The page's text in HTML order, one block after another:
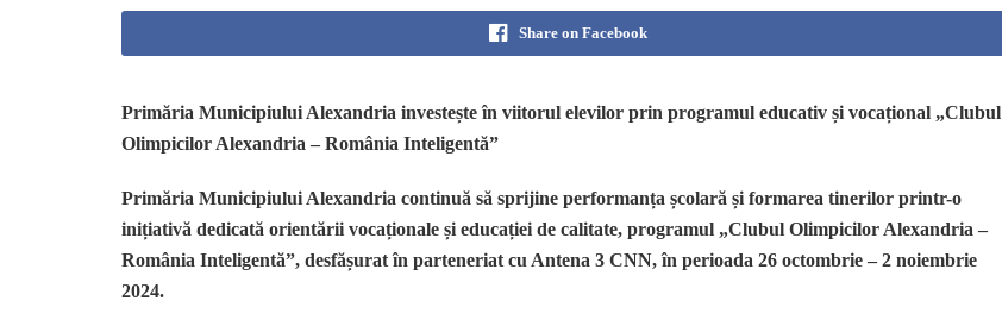
Share on Facebook
Primăria Municipiului Alexandria investește în viitorul elevilor prin programul educativ și vocațional „Clubul
Olimpicilor Alexandria – România Inteligentă”
Primăria Municipiului Alexandria continuă să sprijine performanța școlară și formarea tinerilor printr-o
inițiativă dedicată orientării vocaționale și educației de calitate, programul „Clubul Olimpicilor Alexandria –
România Inteligentă”, desfășurat în parteneriat cu Antena 3 CNN, în perioada 26 octombrie – 2 noiembrie
2024.